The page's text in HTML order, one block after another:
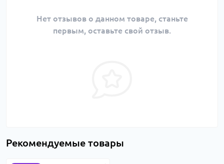
Нет отзывов о данном товаре, станьте
первым, оставьте свой отзыв.
Рекомендуемые товары